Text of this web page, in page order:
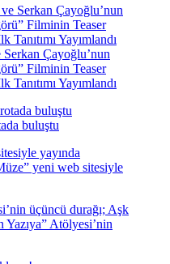
Çayoğlu’nun
Filminin Teaser
Yayımlandı
buluştu
yeni web sitesiyle
Yazıya” Atölyesi’nin